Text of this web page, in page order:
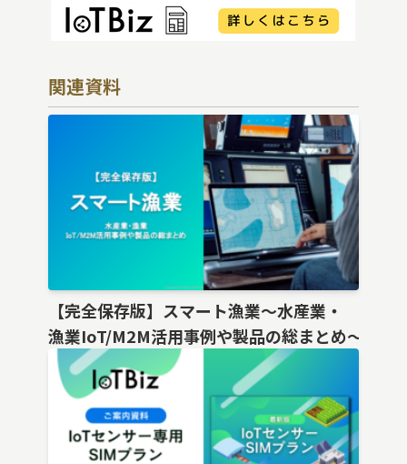
関連資料
【完全保存版】スマート漁業〜水産業・
漁業IoT/M2M活用事例や製品の総まとめ〜